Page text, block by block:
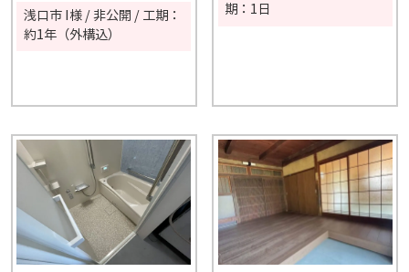
浅口市 I様 / 非公開 / 工期：
約1年（外構込）
期：1日